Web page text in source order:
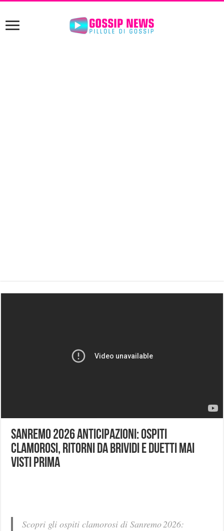
Sanremo 2026 anticipazioni: ospiti
clamorosi, ritorni da brividi e duetti mai
visti prima
Scopri gli ospiti clamorosi di Sanremo 2026: